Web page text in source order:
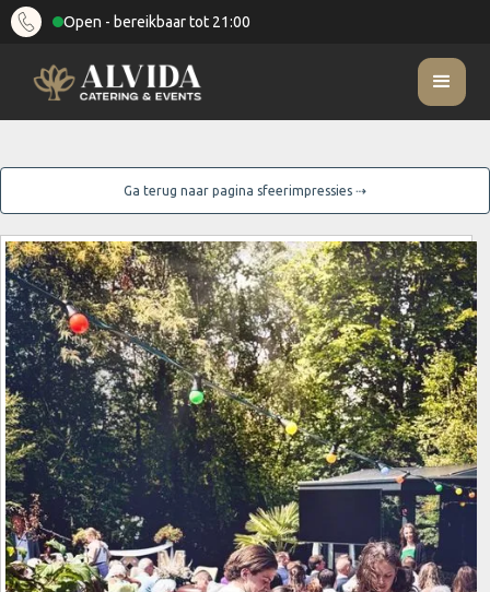
Open - bereikbaar tot 21:00
Ga terug naar pagina sfeerimpressies ⇢